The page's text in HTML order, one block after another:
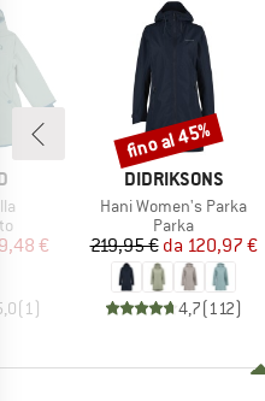
prodotti
ridotto
€
(1 )
MARCHIO
DIDRIKSONS
Articolo
Hani Women's Parka
Gruppo di
Parka
Prezzo
219,95 € Prezzo
da 120,97 €
4,7(112)
Sconto
fino al 45%